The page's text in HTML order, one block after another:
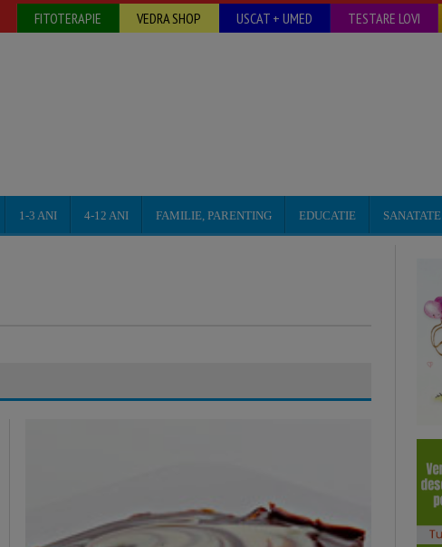
FITOTERAPIE VEDRA SHOP USCAT + UMED TESTARE LOVI
1-3 ANI 4-12 ANI FAMILIE, PARENTING EDUCATIE SANATATE